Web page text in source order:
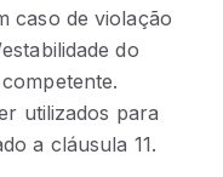
caso de violação
do
utilizados para
a cláusula 11.